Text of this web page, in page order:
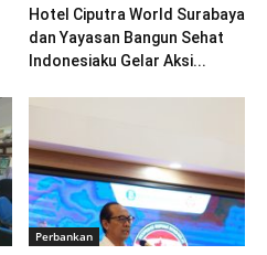
Hotel Ciputra World Surabaya
dan Yayasan Bangun Sehat
Indonesiaku Gelar Aksi...
Perbankan